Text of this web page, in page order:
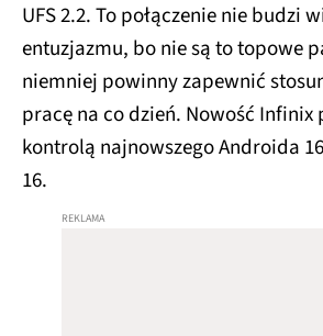
UFS 2.2. To połączenie nie budzi
entuzjazmu, bo nie są to topowe
niemniej powinny zapewnić
pracę na co dzień. Nowość Infinix
kontrolą najnowszego Androida
16.